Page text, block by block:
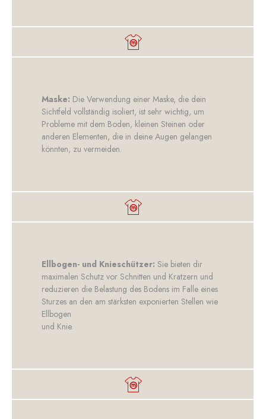
Maske: Die Verwendung einer Maske, die dein
Sichtfeld vollständig isoliert, ist sehr wichtig, um
Probleme mit dem Boden, kleinen Steinen oder
anderen Elementen, die in deine Augen gelangen
könnten, zu vermeiden.
Ellbogen- und Knieschützer: Sie bieten dir
maximalen Schutz vor Schnitten und Kratzern und
reduzieren die Belastung des Bodens im Falle eines
Sturzes an den am stärksten exponierten Stellen wie
Ellbogen
und Knie.